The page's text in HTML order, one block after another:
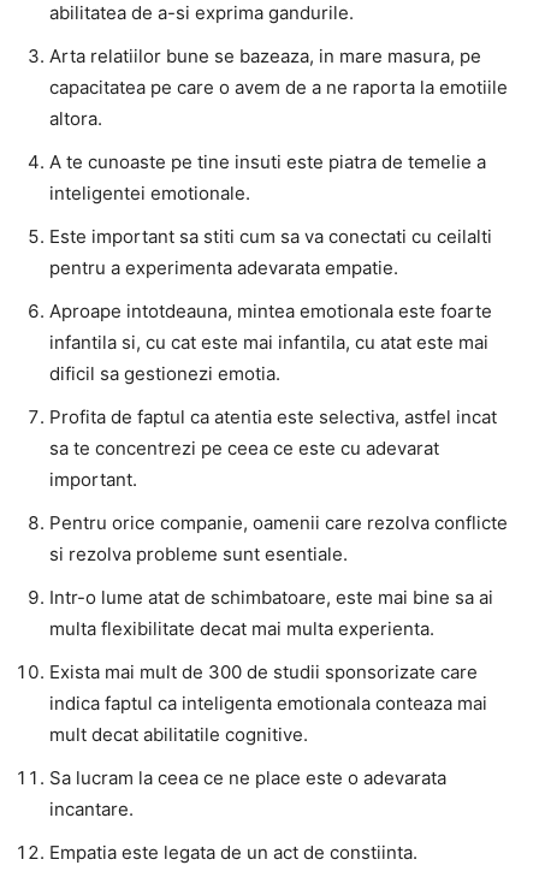
abilitatea de a-si exprima gandurile.
Arta relatiilor bune se bazeaza, in mare masura, pe
capacitatea pe care o avem de a ne raporta la emotiile
altora.
A te cunoaste pe tine insuti este piatra de temelie a
inteligentei emotionale.
Este important sa stiti cum sa va conectati cu ceilalti
pentru a experimenta adevarata empatie.
Aproape intotdeauna, mintea emotionala este foarte
infantila si, cu cat este mai infantila, cu atat este mai
dificil sa gestionezi emotia.
Profita de faptul ca atentia este selectiva, astfel incat
sa te concentrezi pe ceea ce este cu adevarat
important.
Pentru orice companie, oamenii care rezolva conflicte
si rezolva probleme sunt esentiale.
Intr-o lume atat de schimbatoare, este mai bine sa ai
multa flexibilitate decat mai multa experienta.
Exista mai mult de 300 de studii sponsorizate care
indica faptul ca inteligenta emotionala conteaza mai
mult decat abilitatile cognitive.
Sa lucram la ceea ce ne place este o adevarata
incantare.
Empatia este legata de un act de constiinta.